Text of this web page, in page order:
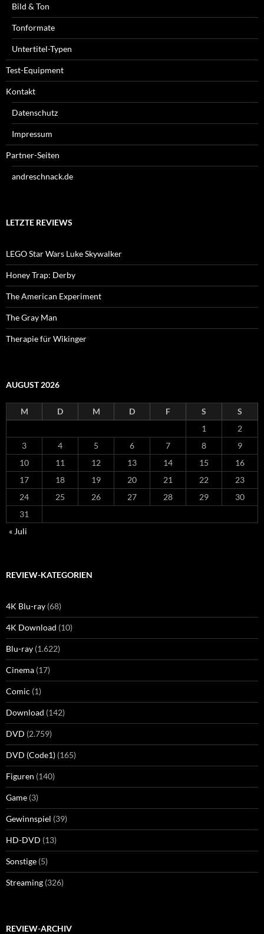
Bild & Ton
Tonformate
Untertitel-Typen
Test-Equipment
Kontakt
Datenschutz
Impressum
Partner-Seiten
andreschnack.de
LETZTE REVIEWS
LEGO Star Wars Luke Skywalker
Honey Trap: Derby
The American Experiment
The Gray Man
Therapie für Wikinger
AUGUST 2026
M D M D F S
S
1
2
3
4 5 6 7 8
9
10
11 12 13 14 15
16
17
18 19 20 21 22
23
24
25 26 27 28 29
30
31
« Juli
REVIEW-KATEGORIEN
4K Blu-ray (68)
4K Download (10)
Blu-ray (1.622)
Cinema (17)
Comic (1)
Download (142)
DVD (2.759)
DVD (Code1) (165)
Figuren (140)
Game (3)
Gewinnspiel (39)
HD-DVD (13)
Sonstige (5)
Streaming (326)
REVIEW-ARCHIV